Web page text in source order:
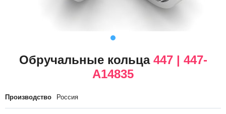
Обручальные кольца 447 | 447-
A14835
Производство Россия